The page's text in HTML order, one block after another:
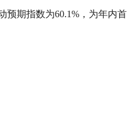
预期指数为60.1%，为年内首